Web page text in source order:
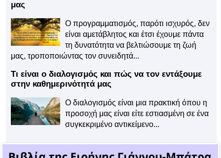
μας
Ο προγραμματισμός, παρότι ισχυρός, δεν
είναι αμετάβλητος και έτσι έχουμε πάντα
τη δυνατότητα να βελτιώσουμε τη ζωή
μας, τροποποιώντας τον συνειδητά...
Τι είναι ο διαλογισμός και πώς να τον εντάξουμε
στην καθημερινότητά μας
Ο διαλογισμός είναι μια πρακτική όπου η
προσοχή μας είναι είτε εστιασμένη σε ένα
συγκεκριμένο αντικείμενο...